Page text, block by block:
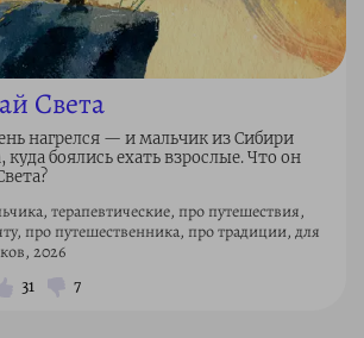
Света
нагрелся — и мальчик из Сибири
куда боялись ехать взрослые. Что он
терапевтические, про путешествия,
про путешественника, про традиции, для
2026
31 7